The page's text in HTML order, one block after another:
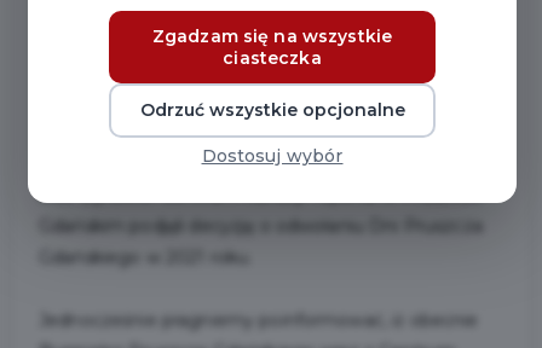
związanymi z zapobieganiem i zwalczaniem COVID-
19 oraz ograniczeniem liczby osób mogących
uczestniczyć w wydarzeniach kulturalnych (na dzień
27.05.2021 r. jest to 250 osób) oraz braku możliwości
spełnia wymogów formalnych co do organizacji
imprez masowych Burmistrz Pruszcza Gdańskiego
Jednocześnie pragniemy poinformować, iż obecnie
Zgadzam się na wszystkie
ciasteczka
Odrzuć wszystkie opcjonalne
Dostosuj wybór